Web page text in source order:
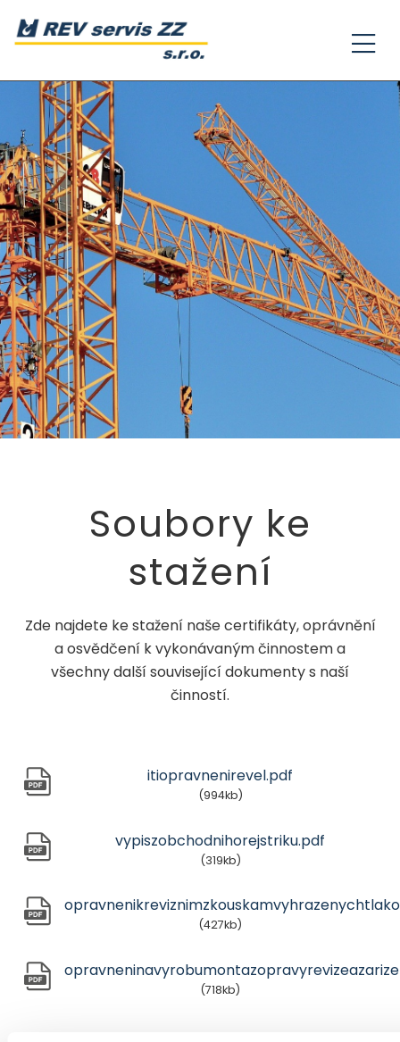
Soubory ke
stažení
Zde najdete ke stažení naše certifikáty, oprávnění
a osvědčení k vykonávaným činnostem a
všechny další související dokumenty s naší
činností.
itiopravnenirevel.pdf
(994kb)
vypiszobchodnihorejstriku.pdf
(319kb)
(427kb)
(718kb)